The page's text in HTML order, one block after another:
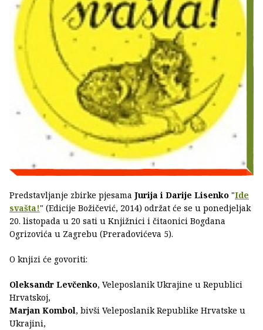
Predstavljanje zbirke pjesama Jurija i Darije Lisenko "Ide
svašta!" (Edicije Božičević, 2014) održat će se u ponedjeljak
20. listopada u 20 sati u Knjižnici i čitaonici Bogdana
Ogrizovića u Zagrebu (Preradovićeva 5).
O knjizi će govoriti:
Oleksandr Levčenko, Veleposlanik Ukrajine u Republici
Hrvatskoj,
Marjan Kombol, bivši Veleposlanik Republike Hrvatske u
Ukrajini,